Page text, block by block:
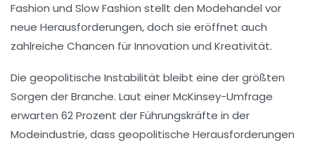
Fashion und Slow Fashion stellt den Modehandel vor
neue Herausforderungen, doch sie eröffnet auch
zahlreiche Chancen für Innovation und Kreativität.
Die geopolitische Instabilität bleibt eine der größten
Sorgen der Branche. Laut einerMcKinsey-Umfrage
erwarten 62 Prozent der Führungskräfte in der
Modeindustrie, dass geopolitische Herausforderungen